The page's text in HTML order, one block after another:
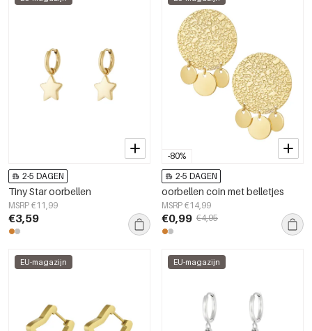
2-5 DAGEN
Tiny Star oorbellen
MSRP €11,99
€3,59
-80%
2-5 DAGEN
oorbellen coin met belletjes
MSRP €14,99
€0,99 €4,95
EU-magazijn EU-magazijn